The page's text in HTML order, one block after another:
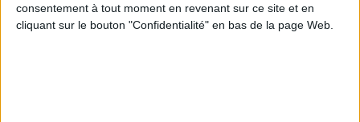
consentement à tout moment en revenant sur ce site et en
cliquant sur le bouton "Confidentialité" en bas de la page Web.
1